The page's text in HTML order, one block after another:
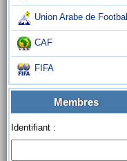
Union Arabe de Football
CAF
FIFA
Membres
Identifiant :